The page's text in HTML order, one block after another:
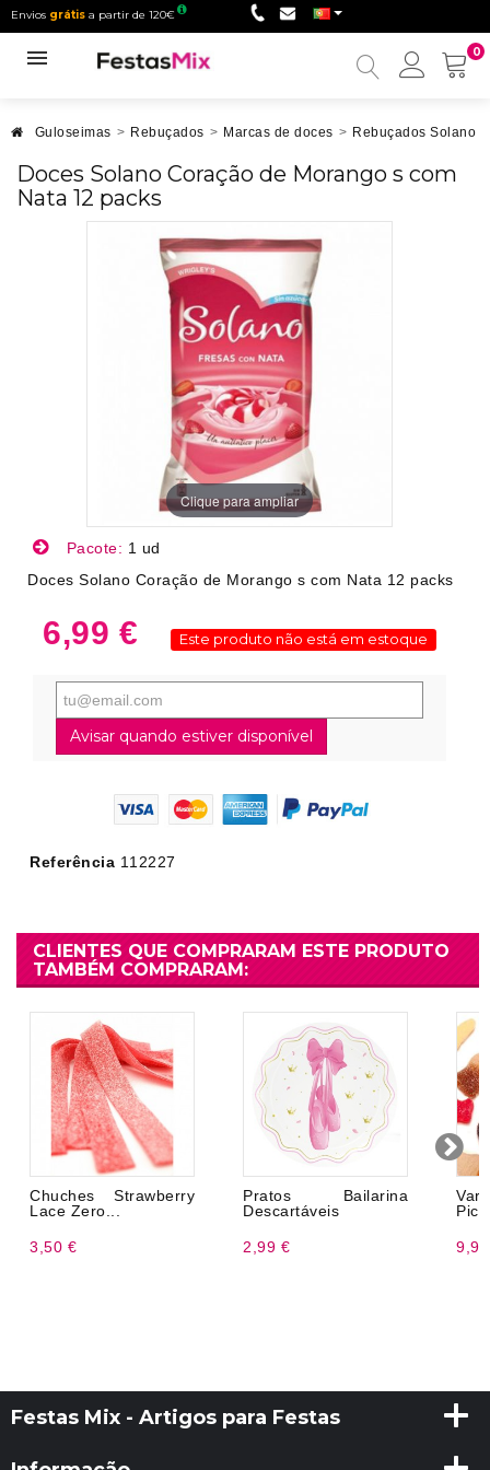
Envios grátis a partir de 120€
0
Minha
Guloseimas > Rebuçados > Marcas de doces > Rebuçados Solano
Doces Solano Coração de Morango s com
Nata 12 packs
Clique para ampliar
Pacote: 1 ud
Doces Solano Coração de Morango s com Nata 12 packs
6,99 € Este produto não está em estoque
Avisar quando estiver disponível
Referência 112227
CLIENTES QUE COMPRARAM ESTE PRODUTO
TAMBÉM COMPRARAM:
Chuches Strawberry
Lace Zero...
3,50 €
Pratos Bailarina
Descartáveis
2,99 €
Festas Mix - Artigos para Festas